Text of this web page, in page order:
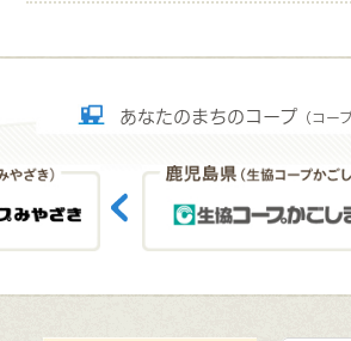
あなたのまちのコープ （コー